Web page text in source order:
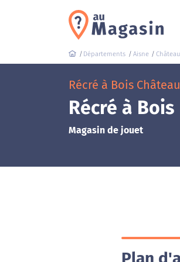
Départements Aisne
Récré à Bois
Récré à Bois
Magasin de jouet